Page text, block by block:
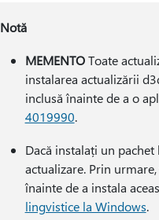
Notă
MEMENTOToate
instalarea actualizării
inclusă înainte de a o
4019990.
Dacă instalați un
actualizare. Prin
înainte de a instala
lingvistice la Windows.